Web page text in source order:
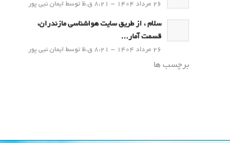
26 مرداد 1404 - 8:21 ق.ظ توسط ایمان نبی پور
سلام ، از طریق سایت هواشناسی مازندران،
قسمت آمار...
26 مرداد 1404 - 8:21 ق.ظ توسط ایمان نبی پور
برچسب ها